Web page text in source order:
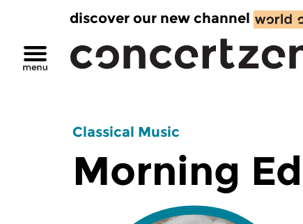
discover our new channel
Classical Music
Morning